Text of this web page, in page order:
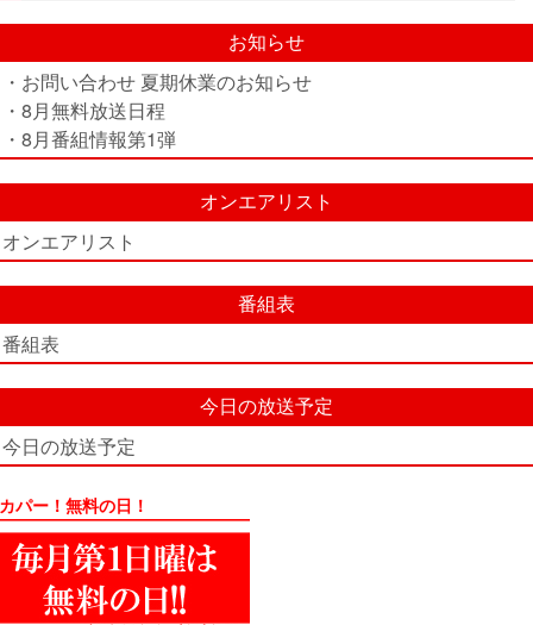
お知らせ
・お問い合わせ 夏期休業のお知らせ
・8月無料放送日程
・8月番組情報第1弾
オンエアリスト
オンエアリスト
番組表
番組表
今日の放送予定
今日の放送予定
パー！無料の日！